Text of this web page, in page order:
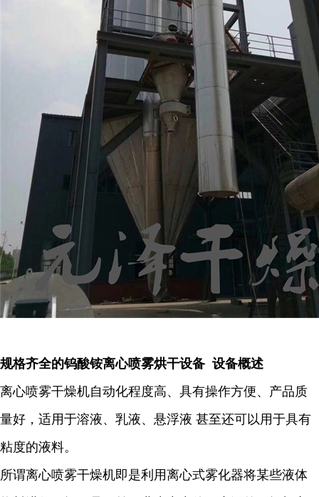
规格齐全的钨酸铵离心喷雾烘干设备 设备概述
离心喷雾干燥机自动化程度高、具有操作方便、产品质
量好，适用于溶液、乳液、悬浮液 甚至还可以用于具有
粘度的液料。
所谓离心喷雾干燥机即是利用离心式雾化器将某些液体